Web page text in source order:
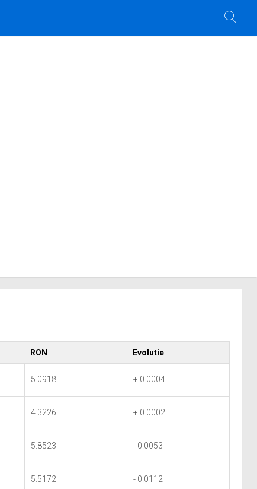
RON Evolutie
5.0918 + 0.0004
4.3226 + 0.0002
5.8523 - 0.0053
5.5172 - 0.0112